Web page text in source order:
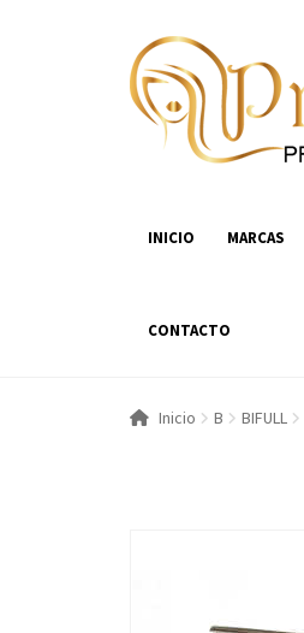
Ir
a
la
navegación
Ir
al
contenido
INICIO MARCAS
CONTACTO
Inicio B BIFULL